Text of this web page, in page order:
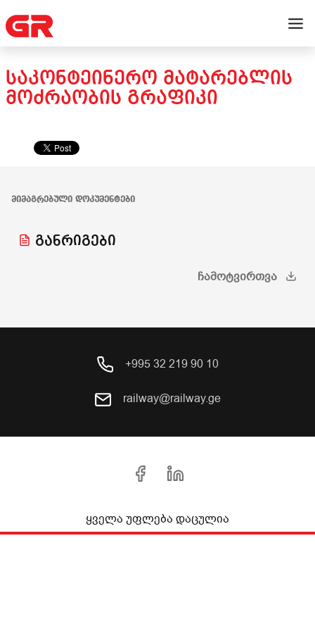
ᲡᲐᲙᲝᲜᲢᲔᲘᲜᲔᲠᲝ ᲛᲐᲢᲐᲠᲔᲑᲚᲘᲡ
ᲛᲝᲫᲠᲐᲝᲑᲘᲡ ᲒᲠᲐᲤᲘᲙᲘ
ᲛᲘᲛᲐᲒᲠᲔᲑᲣᲚᲘ ᲓᲝᲙᲣᲛᲔᲜᲢᲔᲑᲘ
განრიგები
ᲩᲐᲛᲝᲢᲕᲘᲠᲗᲕᲐ
+995 32 219 90 10
railway@railway.ge
ყველა უფლება დაცულია